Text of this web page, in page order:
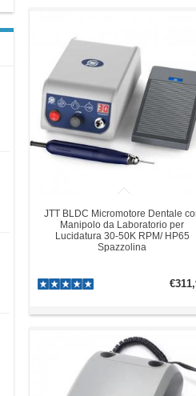
JTT BLDC Micromotore Dentale
Manipolo da Laboratorio per
Lucidatura 30-50K RPM/ HP65
Spazzolina